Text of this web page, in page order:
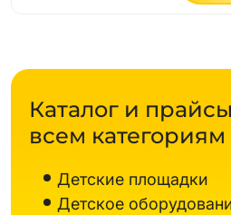
Каталог и
всем категориям
Детские площадки
Детское